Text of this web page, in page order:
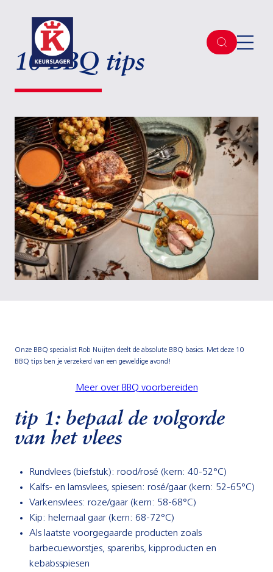
10 BBQ tips
Onze BBQ specialist Rob Nuijten deelt de absolute BBQ basics. Met deze 10
BBQ tips ben je verzekerd van een geweldige avond!
Meer over BBQ voorbereiden
tip 1: bepaal de volgorde
van het vlees
Rundvlees (biefstuk): rood/rosé (kern: 40-52°C)
Kalfs- en lamsvlees, spiesen: rosé/gaar (kern: 52-65°C)
Varkensvlees: roze/gaar (kern: 58-68°C)
Kip: helemaal gaar (kern: 68-72°C)
Als laatste voorgegaarde producten zoals
barbecueworstjes, spareribs, kipproducten en
kebabsspiesen